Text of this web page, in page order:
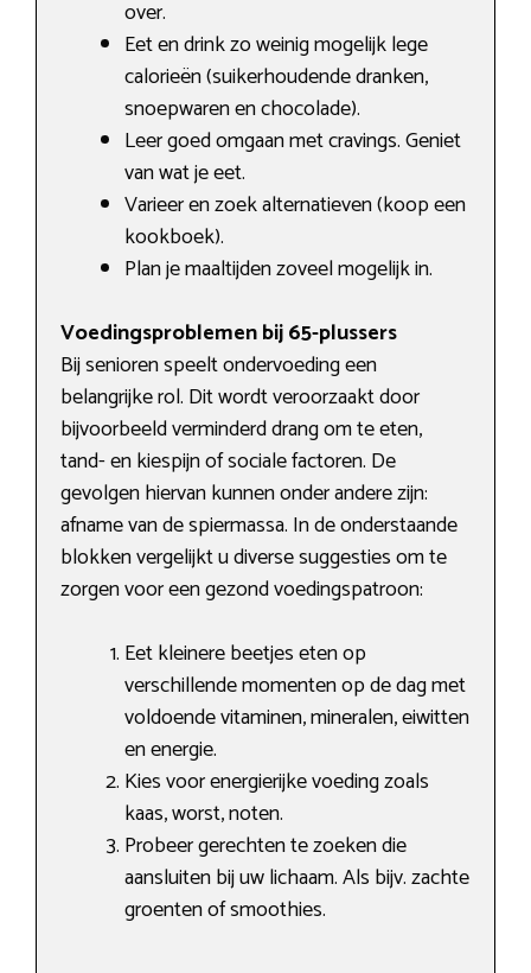
over.
Eet en drink zo weinig mogelijk lege
calorieën (suikerhoudende dranken,
snoepwaren en chocolade).
Leer goed omgaan met cravings. Geniet
van wat je eet.
Varieer en zoek alternatieven (koop een
kookboek).
Plan je maaltijden zoveel mogelijk in.
Voedingsproblemen bij 65-plussers
Bij senioren speelt ondervoeding een
belangrijke rol. Dit wordt veroorzaakt door
bijvoorbeeld verminderd drang om te eten,
tand- en kiespijn of sociale factoren. De
gevolgen hiervan kunnen onder andere zijn:
afname van de spiermassa. In de onderstaande
blokken vergelijkt u diverse suggesties om te
zorgen voor een gezond voedingspatroon:
Eet kleinere beetjes eten op
verschillende momenten op de dag met
voldoende vitaminen, mineralen, eiwitten
en energie.
Kies voor energierijke voeding zoals
kaas, worst, noten.
Probeer gerechten te zoeken die
aansluiten bij uw lichaam. Als bijv. zachte
groenten of smoothies.